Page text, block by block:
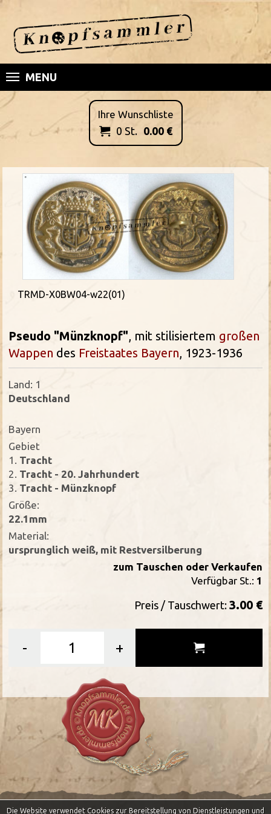
MENU
Ihre Wunschliste
 0 St. 0.00€
TRMD-X0BW04-w22(01)
Pseudo "Münzknopf", mit stilisiertem großen
Wappen des Freistaates Bayern, 1923-1936
Land: 1
Deutschland
Bayern
Gebiet
1.
Tracht
2. Tracht - 20. Jahrhundert
3. Tracht - Münzknopf
Größe:
22.1mm
Material:
ursprunglich weiß, mit Restversilberung
zum Tauschen oder Verkaufen
Verfügbar St.: 1
Preis / Tauschwert: 3.00 €
- +
Die Website verwendet Cookies zur Bereitstellung von Dienstleistungen und